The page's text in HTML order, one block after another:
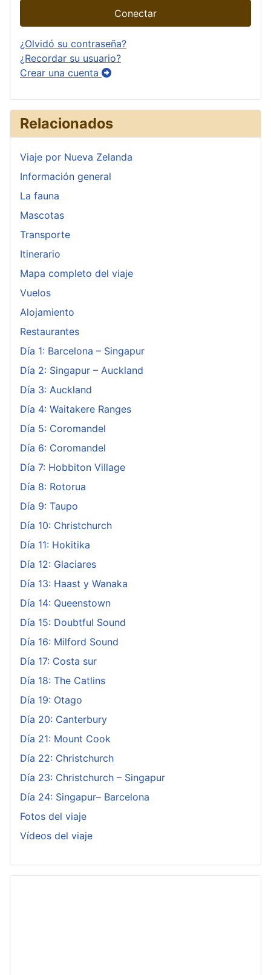
Conectar
¿Olvidó su contraseña?
¿Recordar su usuario?
Crear una cuenta
Relacionados
Viaje por Nueva Zelanda
Información general
La fauna
Mascotas
Transporte
Itinerario
Mapa completo del viaje
Vuelos
Alojamiento
Restaurantes
Día 1: Barcelona – Singapur
Día 2: Singapur – Auckland
Día 3: Auckland
Día 4: Waitakere Ranges
Día 5: Coromandel
Día 6: Coromandel
Día 7: Hobbiton Village
Día 8: Rotorua
Día 9: Taupo
Día 10: Christchurch
Día 11: Hokitika
Día 12: Glaciares
Día 13: Haast y Wanaka
Día 14: Queenstown
Día 15: Doubtful Sound
Día 16: Milford Sound
Día 17: Costa sur
Día 18: The Catlins
Día 19: Otago
Día 20: Canterbury
Día 21: Mount Cook
Día 22: Christchurch
Día 23: Christchurch – Singapur
Día 24: Singapur– Barcelona
Fotos del viaje
Vídeos del viaje